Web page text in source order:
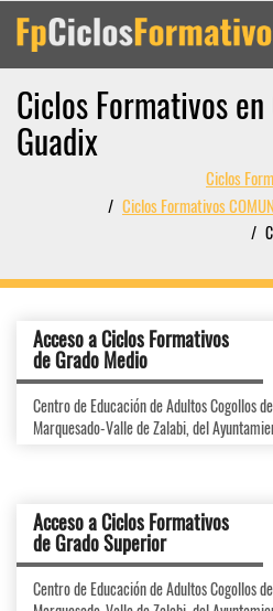
Ciclos Formativos
Guadix
Ciclos
Ciclos Formativos
Acceso a Ciclos Formativos
de Grado Medio
Centro de Educación de Adultos Cogollos
Marquesado-Valle de Zalabi, del
Acceso a Ciclos Formativos
de Grado Superior
Centro de Educación de Adultos Cogollos